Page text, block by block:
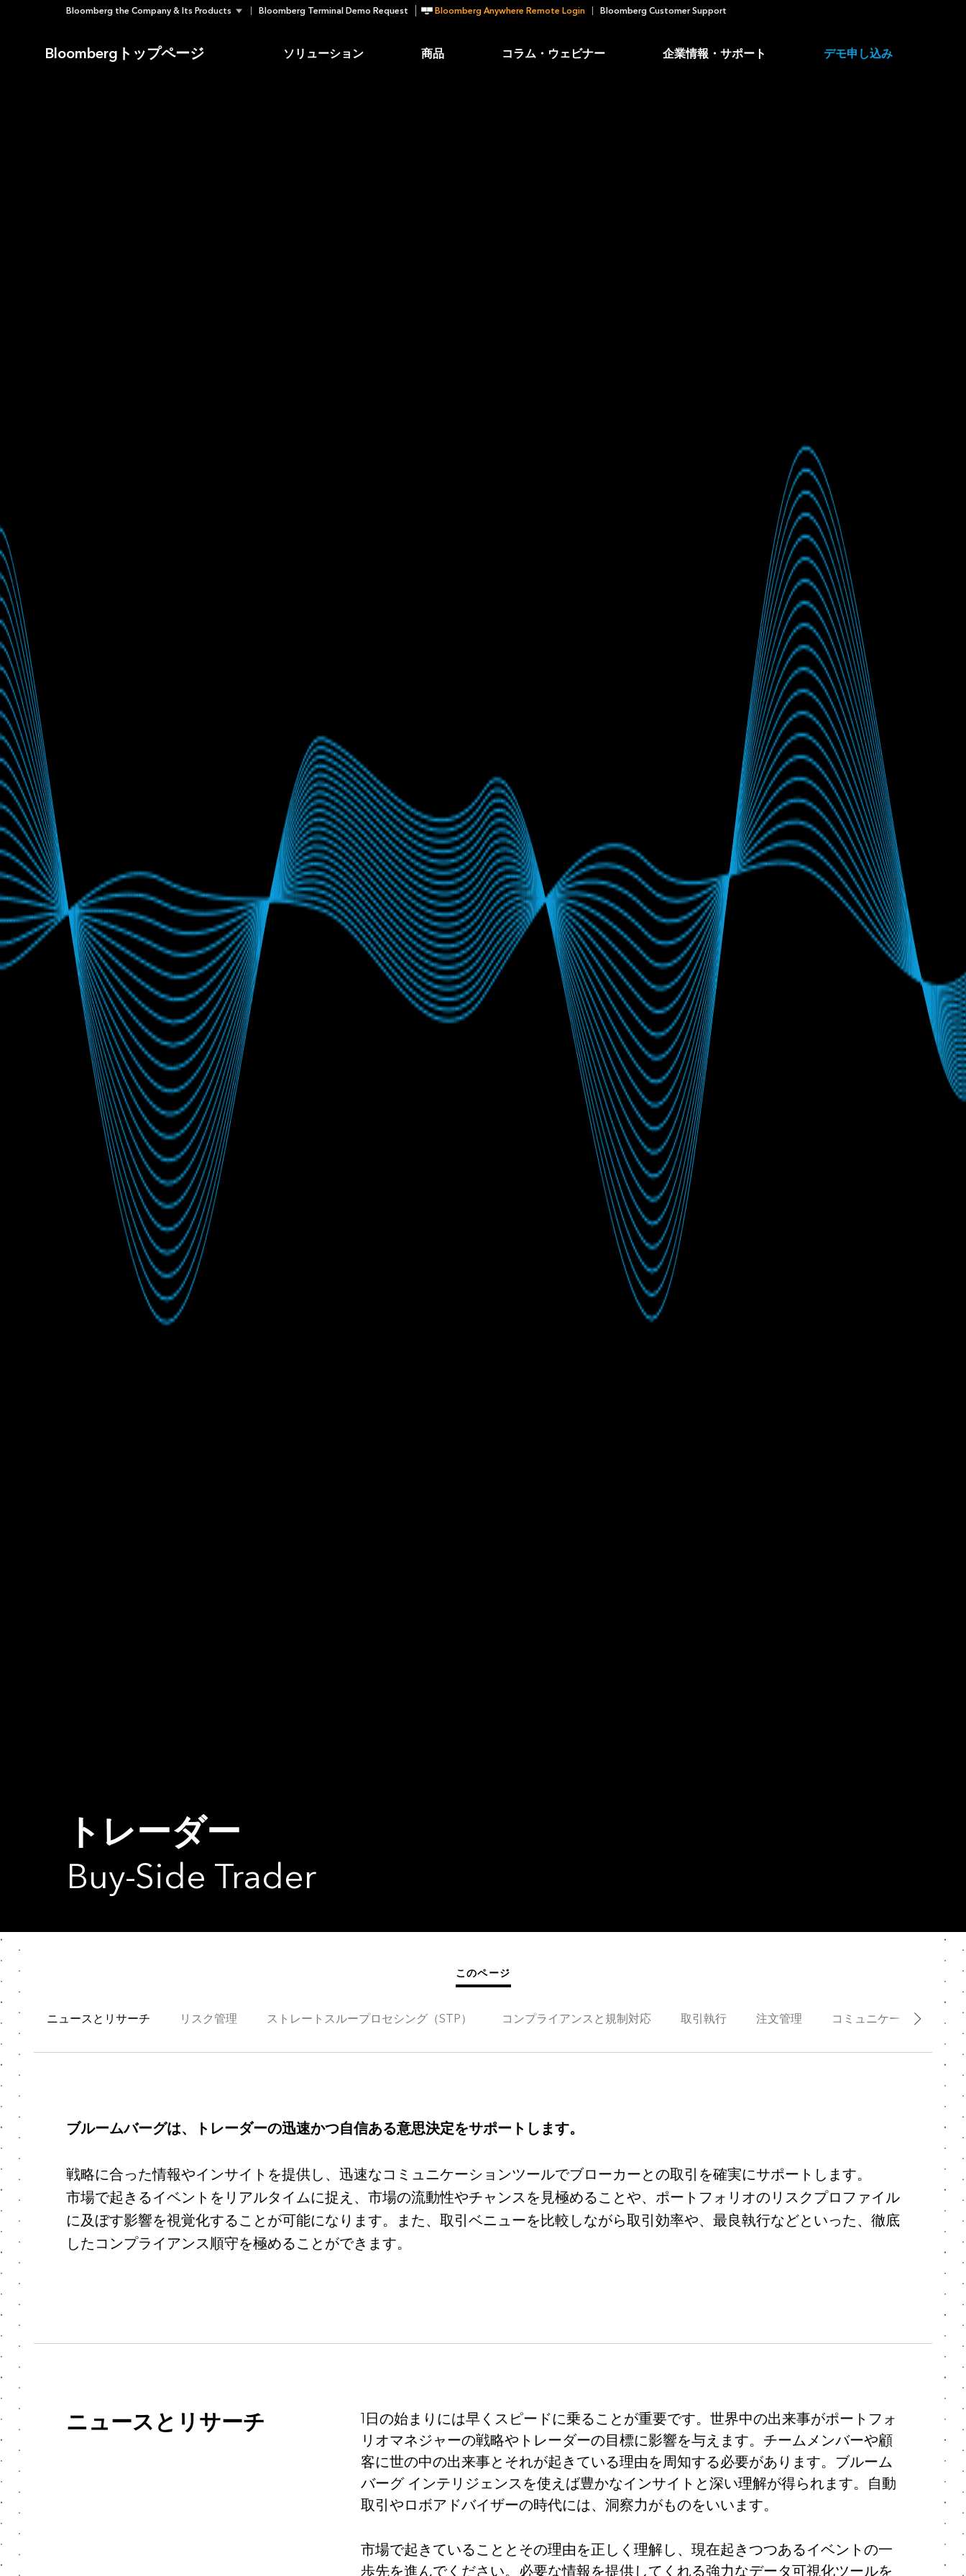
Bloomberg the Company & Its Products Bloomberg Terminal Demo Request Bloomberg Anywhere Remote Login Bloomberg Customer Support
Bloombergトップページ ソリューション 商品 コラム・ウェビナー 企業情報・サポート デモ申し込み
トレーダー
Buy-Side Trader
このページ
ニュースとリサーチ リスク管理 ストレートスループロセシング（STP） コンプライアンスと規制対応 取引執行 注文管理 コミュニケーション
ブルームバーグは、トレーダーの迅速かつ自信ある意思決定をサポートします。
戦略に合った情報やインサイトを提供し、迅速なコミュニケーションツールでブローカーとの取引を確実にサポートします。
市場で起きるイベントをリアルタイムに捉え、市場の流動性やチャンスを見極めることや、ポートフォリオのリスクプロファイル
に及ぼす影響を視覚化することが可能になります。また、取引ベニューを比較しながら取引効率や、最良執行などといった、徹底
したコンプライアンス順守を極めることができます。
ニュースとリサーチ
1日の始まりには早くスピードに乗ることが重要です。世界中の出来事がポートフォ
リオマネジャーの戦略やトレーダーの目標に影響を与えます。チームメンバーや顧
客に世の中の出来事とそれが起きている理由を周知する必要があります。ブルーム
バーグ インテリジェンスを使えば豊かなインサイトと深い理解が得られます。自動
取引やロボアドバイザーの時代には、洞察力がものをいいます。
市場で起きていることとその理由を正しく理解し、現在起きつつあるイベントの一
歩先を進んでください。必要な情報を提供してくれる強力なデータ可視化ツールを